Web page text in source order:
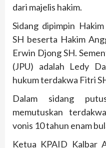
dari majelis hakim.
Sidang dipimpin
SH beserta Hakim
Erwin Djong SH.
(JPU) adalah Ledy
hukum terdakwa Fitri
Dalam sidang
memutuskan
vonis 10 tahun enam
Ketua KPAID Kalbar